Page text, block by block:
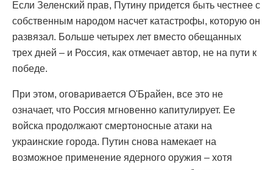
Если Зеленский прав, Путину придется быть честнее с
собственным народом насчет катастрофы, которую он
развязал. Больше четырех лет вместо обещанных
трех дней – и Россия, как отмечает автор, не на пути к
победе.
При этом, оговаривается О'Брайен, все это не
означает, что Россия мгновенно капитулирует. Ее
войска продолжают смертоносные атаки на
украинские города. Путин снова намекает на
возможное применение ядерного оружия – хотя